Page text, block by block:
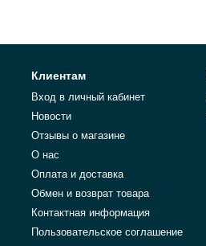
Клиентам
Вход в личный кабинет
Новости
Отзывы о магазине
О нас
Оплата и доставка
Обмен и возврат товара
Контактная информация
Пользовательское соглашение